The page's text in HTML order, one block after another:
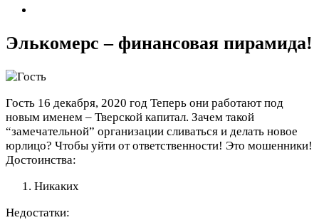
Элькомерс – финансовая пирамида!
Гость 16 декабря, 2020 год Теперь они работают под
новым именем – Тверской капитал. Зачем такой
“замечательной” организации сливаться и делать новое
юрлицо? Чтобы уйти от ответственности! Это мошенники!
Достоинства:
Никаких
Недостатки: